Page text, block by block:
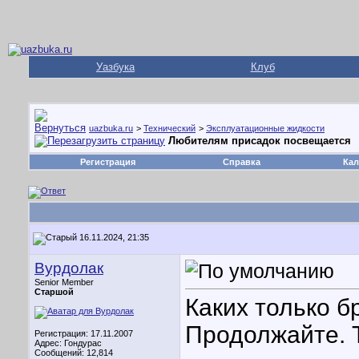
Уазбука Клуб
uazbuka.ru > Технический > Эксплуатационные жидкости
Любителям присадок посвещается
Регистрация Справка
16.11.2024, 21:35
Вурдолак
Senior Member
Старшой
Регистрация: 17.11.2007
Адрес: Гондурас
Сообщений: 12,814
Каких только
Продолжайте.